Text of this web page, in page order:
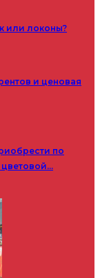
или локоны?
и ценовая
по